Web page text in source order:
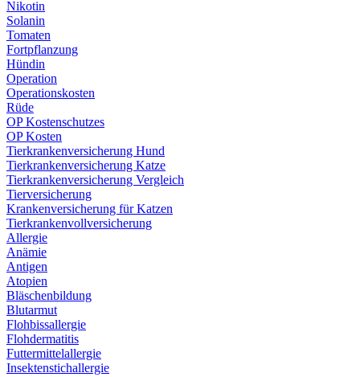
Nikotin
Solanin
Tomaten
Fortpflanzung
Hündin
Operation
Operationskosten
Rüde
OP Kostenschutzes
OP Kosten
Tierkrankenversicherung Hund
Tierkrankenversicherung Katze
Tierkrankenversicherung Vergleich
Tierversicherung
Krankenversicherung für Katzen
Tierkrankenvollversicherung
Allergie
Anämie
Antigen
Atopien
Bläschenbildung
Blutarmut
Flohbissallergie
Flohdermatitis
Futtermittelallergie
Insektenstichallergie